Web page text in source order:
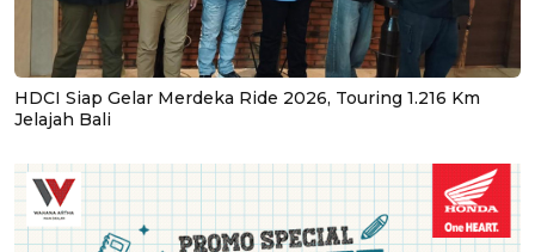
HDCI Siap Gelar Merdeka Ride 2026, Touring 1.216 Km
Jelajah Bali